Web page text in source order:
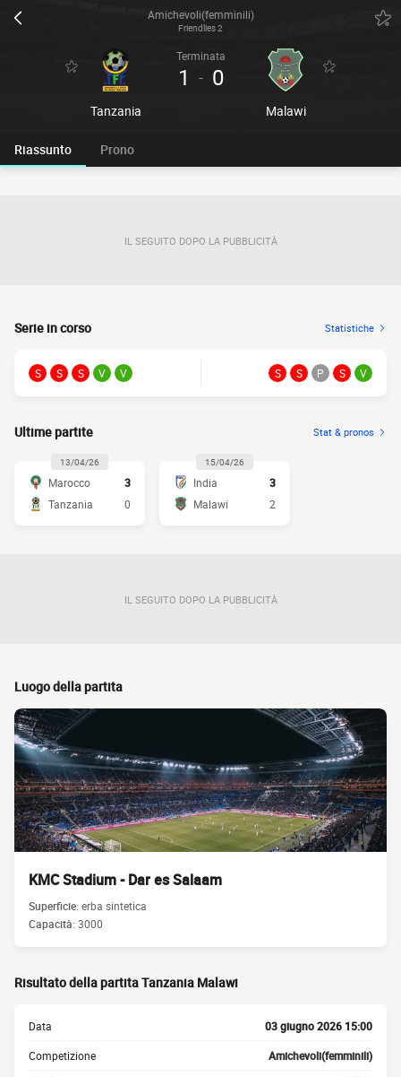
Amichevoli(femminili)
Friendlies 2
Tanzania
Terminata
1 - 0
Malawi
Riassunto Prono
IL SEGUITO DOPO LA PUBBLICITÀ
Serie in corso Statistiche
S S S V V S S P S V
Ultime partite Stat & pronos
13/04/26
Marocco
3
Tanzania
0
15/04/26
India
3
Malawi
2
IL SEGUITO DOPO LA PUBBLICITÀ
Luogo della partita
KMC Stadium - Dar es Salaam
Superficie:erba sintetica
Capacità:3000
Risultato della partita Tanzania Malawi
Data 03 giugno 2026 15:00
Competizione Amichevoli(femminili)